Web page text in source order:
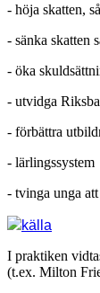
- höja skatten,
- sänka skatten
- öka
- utvidga
- förbättra
- lärlingssystem
- tvinga unga
källa
I praktiken
(t.ex. Milton